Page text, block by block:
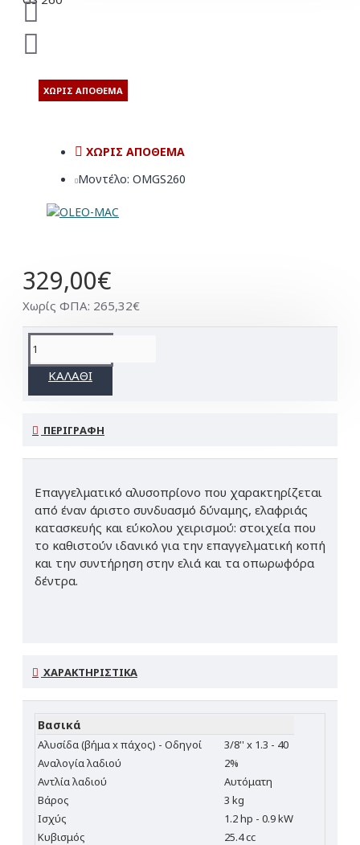
ΧΩΡΊΣ ΑΠΌΘΕΜΑ
ΧΩΡΊΣ ΑΠΌΘΕΜΑ
Μοντέλο: OMGS260
329,00€
Χωρίς ΦΠΑ: 265,32€
ΚΑΛΆΘΙ
ΠΕΡΙΓΡΑΦΉ
Επαγγελματικό αλυσοπρίονο που χαρακτηρίζεται
από έναν άριστο συνδυασμό δύναμης, ελαφριάς
κατασκευής και εύκολου χειρισμού: στοιχεία που
το καθιστούν ιδανικό για την επαγγελματική κοπή
και την συντήρηση στην ελιά και τα οπωρωφόρα
δέντρα.
ΧΑΡΑΚΤΗΡΙΣΤΙΚΆ
Βασικά
Αλυσίδα (βήμα x πάχος) - Οδηγοί
3/8'' x 1.3 - 40
Αναλογία λαδιού
2%
Αντλία λαδιού
Αυτόματη
Βάρος
3 kg
Ισχύς
1.2 hp - 0.9 kW
Κυβισμός
25.4 cc